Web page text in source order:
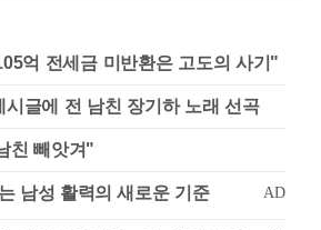
억 전세금 미반환은 고도의 사기"
시글에 전 남친 장기하 노래 선곡
친 빼앗겨"